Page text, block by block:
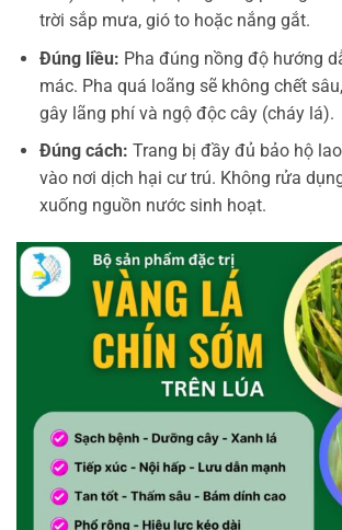
trời sắp mưa, gió to hoặc nắng gắt.
Đúng liều: Pha đúng nồng độ hướng
mác. Pha quá loãng sẽ không chết
gây lãng phí và ngộ độc cây (cháy lá).
Đúng cách: Trang bị đầy đủ bảo hộ
vào nơi dịch hại cư trú. Không rửa
xuống nguồn nước sinh hoạt.